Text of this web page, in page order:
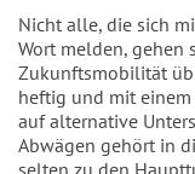
Nicht alle, die sich
Wort melden, gehen
Zukunftsmobilität
heftig und mit einem
auf alternative
Abwägen gehört in
selten zu den